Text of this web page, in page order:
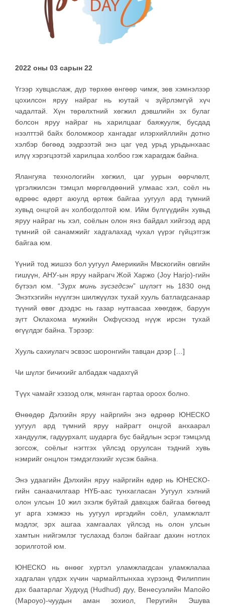
2022 оны 03 сарын 22
Үгээр хувцаслаж, дүр төрхөө өнгөөр чимж, зөв хэмнэлээр
цохилсон яруу найраг нь юутай ч зүйрлэмгүй хүч
чадалтай. Хүн төрөлхтний хөгжил дэвшлийн эх булаг
болсон яруу найраг нь харилцааг баяжуулж, бусдад
нээлттэй байх боломжоор хангадаг илэрхийллийн дотно
хэлбэр бөгөөд ээдрээтэй энэ цаг үед урьд урьдынхаас
илүү хэрэгцээтэй харилцаа холбоо гэж харагдаж байна.
Ялангуяа технологийн хөгжил, цаг уурын өөрчлөлт,
үргэлжилсэн тэмцэл мөргөлдөөний улмаас хэл, соёл нь
өдрөөс өдөрт аюулд өртөж байгаа уугуул ард түмний
хувьд онцгой ач холбогдолтой юм. Ийм бүлгүүдийн хувьд
яруу найраг нь хэл, соёлын олон янз байдал хийгээд ард
түмний ой санамжийг хадгалахад чухал үүрэг гүйцэтгэж
байгаа юм.
Үүний тод жишээ бол уугуул Америкийн Мвскогийн овгийн
гишүүн, АНУ-ын яруу найрагч Жой Харжо (Joy Harjo)-гийн
бүтээл юм. “Зүрх минь зүсэгдсэн” шүлэгт нь 1830 онд
Энэтхэгийн нүүлгэн шилжүүлэх тухай хууль батлагдсанаар
түүний өвөг дээдэс нь газар нутгаасаа хөөгдөж, баруун
зүгт Оклахома мужийн Окфүскээд нүүж ирсэн тухай
өгүүлдэг байна. Тэрээр:
Хууль сахиулагч эсвээс шоронгийн тавцан дээр […]
Чи шүлэг бичихийг албадаж чадахгүй
Түүх чамайг хэзээд олж, мянган гартаа ороох болно.
Өнөөдөр Дэлхийн яруу найргийн энэ өдрөөр ЮНЕСКО
уугуул ард түмний яруу найрагт онцгой анхаарал
хандуулж, гадуурхалт, шударга бус байдлын эсрэг тэмцэлд
зогсож, соёлыг нэгтгэх үйлсэд оруулсан тэдний хувь
нэмрийг онцлон тэмдэглэхийг хүсэж байна.
Энэ удаагийн Дэлхийн яруу найргийн өдөр нь ЮНЕСКО-
гийн санаачилгаар НҮБ-аас тунхагласан Уугуул хэлний
олон улсын 10 жил эхэлж буйтай давхцаж байгаа бөгөөд
уг арга хэмжээ нь уугуул иргэдийн соёл, уламжлалт
мэдлэг, эрх ашгаа хамгаалах үйлсэд нь олон улсын
хамтын нийгэмлэг туслахад бэлэн байгааг дахин нотлох
зорилготой юм.
ЮНЕСКО нь өнөөг хүртэл уламжлагдсан уламжлалаа
хадгалан үлдэх хүчин чармайлтынхаа хүрээнд Филиппин
дэх баатарлаг Худхуд (Hudhud) дуу, Венесуэлийн Мапойо
(Mapoyo)-чуудын аман зохиол, Перугийн Эшува